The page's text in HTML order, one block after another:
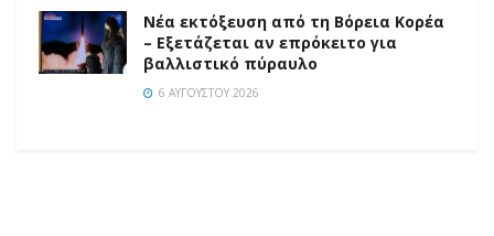
Νέα εκτόξευση από τη Βόρεια Κορέα
– Εξετάζεται αν επρόκειτο για
βαλλιστικό πύραυλο
6 ΑΥΓΟΎΣΤΟΥ 2026